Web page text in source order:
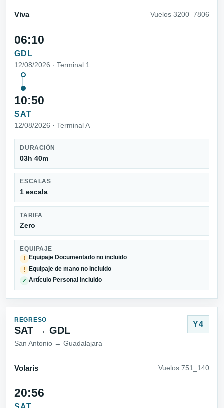
Viva Vuelos 3200_7806
06:10
GDL
12/08/2026 · Terminal 1
10:50
SAT
12/08/2026 · Terminal A
DURACIÓN
03h 40m
ESCALAS
1 escala
TARIFA
Zero
EQUIPAJE
!
Equipaje Documentado no incluido
! Equipaje de mano no incluido
✓ Artículo Personal incluido
REGRESO
SAT → GDL
San Antonio → Guadalajara
Y4
Volaris Vuelos 751_140
20:56